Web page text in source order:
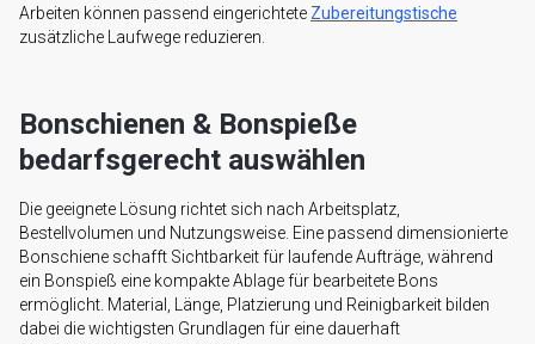
Arbeiten können passend eingerichtete Zubereitungstische
zusätzliche Laufwege reduzieren.
Bonschienen & Bonspieße
bedarfsgerecht auswählen
Die geeignete Lösung richtet sich nach Arbeitsplatz,
Bestellvolumen und Nutzungsweise. Eine passend dimensionierte
Bonschiene schafft Sichtbarkeit für laufende Aufträge, während
ein Bonspieß eine kompakte Ablage für bearbeitete Bons
ermöglicht. Material, Länge, Platzierung und Reinigbarkeit bilden
dabei die wichtigsten Grundlagen für eine dauerhaft